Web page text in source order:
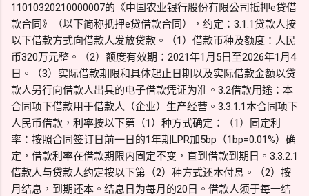
11010320210000007的《中国农业银行股份有限公司抵押e贷借
款合同》（以下简称抵押e贷借款合同），约定：3.1.1贷款人按
以下借款方式向借款人发放贷款。（1）借款币种及额度：人民
币320万元整。（2）额度有效期：2021年1月5日至2026年1月4
日。（3）实际借款期限和具体起止日期以及实际借款金额以贷
款人另行向借款人出具的电子借款凭证为准。3.2借款用途：本
合同项下借款用于借款人（企业）生产经营。3.3.1.1本合同项下
人民币借款，利率按以下第（1）种方式确定：（1）固定利
率：按照合同签订日前一日的1年期LPR加5bp（1bp=0.01%）确
定，借款利率在借款期限内固定不变，直到借款到期日。3.3.2.1
借款人与贷款人约定按以下第（2）种方式还本付息。（2）按
月结息，到期还本。结息日为每月的20日。借款人须于每一结